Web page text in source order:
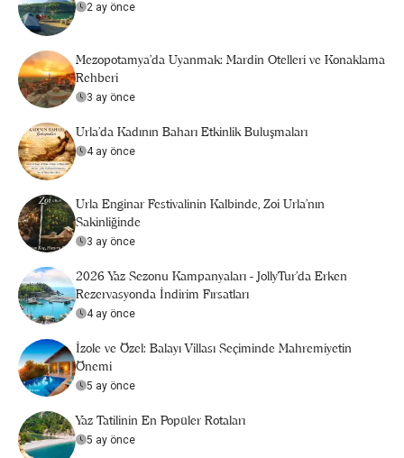
2 ay önce
Mezopotamya’da Uyanmak: Mardin Otelleri ve Konaklama
Rehberi
3 ay önce
Urla'da Kadının Baharı Etkinlik Buluşmaları
4 ay önce
Urla Enginar Festivalinin Kalbinde, Zoi Urla’nın
Sakinliğinde
3 ay önce
2026 Yaz Sezonu Kampanyaları - JollyTur'da Erken
Rezervasyonda İndirim Fırsatları
4 ay önce
İzole ve Özel: Balayı Villası Seçiminde Mahremiyetin
Önemi
5 ay önce
Yaz Tatilinin En Popüler Rotaları
5 ay önce